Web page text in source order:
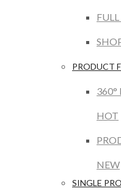
PRODUCT
360°
HOT
NEW
SINGLE